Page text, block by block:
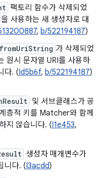
팩토리 함수가 삭제되었
사용하는 새 생성자로 대
, b/522194187)
fromUriString 가 삭제되었
원시 문자열 URI를 사용하
다. (Id5b6f, b/522194187)
및 서브클래스가 공
층적 키를 Matcher와 함께
지 않습니다. (I1e453,
생성자 매개변수가
니다. (I3acdd)